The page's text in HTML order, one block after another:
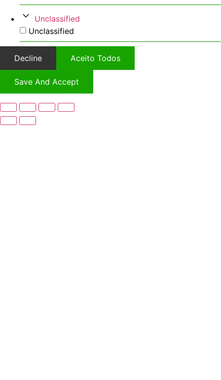
Unclassified
Unclassified
Decline Aceito Todos
Save And Accept